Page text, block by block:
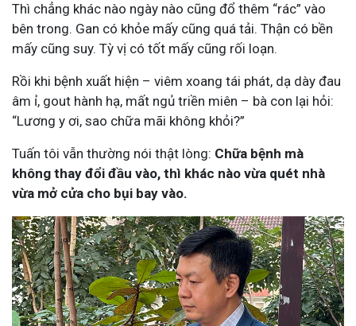
Thì chẳng khác nào ngày nào cũng đổ thêm “rác” vào
bên trong. Gan có khỏe mấy cũng quá tải. Thận có bền
mấy cũng suy. Tỳ vị có tốt mấy cũng rối loạn.
Rồi khi bệnh xuất hiện – viêm xoang tái phát, dạ dày đau
âm ỉ, gout hành hạ, mất ngủ triền miên – bà con lại hỏi:
“Lương y ơi, sao chữa mãi không khỏi?”
Tuấn tôi vẫn thường nói thật lòng: Chữa bệnh mà
không thay đổi đầu vào, thì khác nào vừa quét nhà
vừa mở cửa cho bụi bay vào.